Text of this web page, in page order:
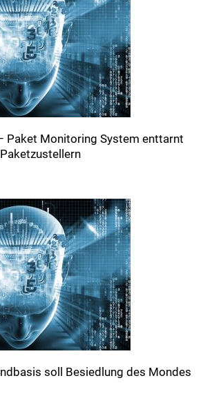
Paket Monitoring System enttarnt
soll Besiedlung des Mondes